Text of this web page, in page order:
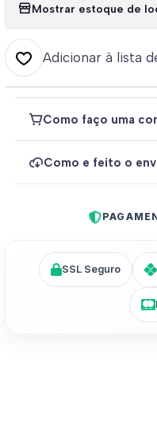
Mostrar estoque de
Adicionar à lista
Como faço uma
Como e feito o
SSL Seguro